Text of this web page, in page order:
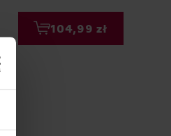
104,99 zł